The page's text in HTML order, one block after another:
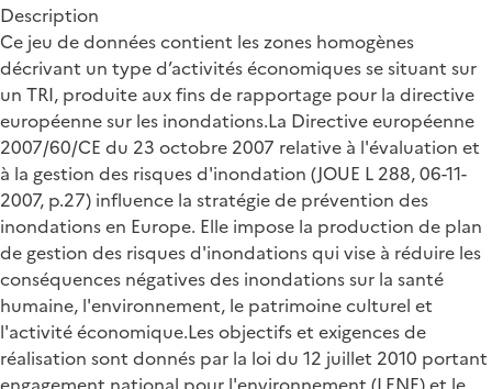
Description
Ce jeu de données contient les zones homogènes
décrivant un type d’activités économiques se situant sur
un TRI, produite aux fins de rapportage pour la directive
européenne sur les inondations.La Directive européenne
2007/60/CE du 23 octobre 2007 relative à l'évaluation et
à la gestion des risques d'inondation (JOUE L 288, 06-11-
2007, p.27) influence la stratégie de prévention des
inondations en Europe. Elle impose la production de plan
de gestion des risques d'inondations qui vise à réduire les
conséquences négatives des inondations sur la santé
humaine, l'environnement, le patrimoine culturel et
l'activité économique.Les objectifs et exigences de
réalisation sont donnés par la loi du 12 juillet 2010 portant